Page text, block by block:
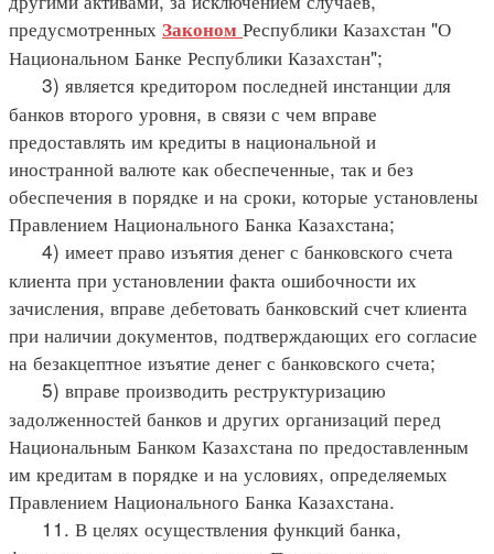
предусмотренных Законом Республики Казахстан "О
Национальном Банке Республики Казахстан";
3) является кредитором последней инстанции для
банков второго уровня, в связи с чем вправе
предоставлять им кредиты в национальной и
иностранной валюте как обеспеченные, так и без
обеспечения в порядке и на сроки, которые установлены
Правлением Национального Банка Казахстана;
4) имеет право изъятия денег с банковского счета
клиента при установлении факта ошибочности их
зачисления, вправе дебетовать банковский счет клиента
при наличии документов, подтверждающих его согласие
на безакцептное изъятие денег с банковского счета;
5) вправе производить реструктуризацию
задолженностей банков и других организаций перед
Национальным Банком Казахстана по предоставленным
им кредитам в порядке и на условиях, определяемых
Правлением Национального Банка Казахстана.
11. В целях осуществления функций банка,